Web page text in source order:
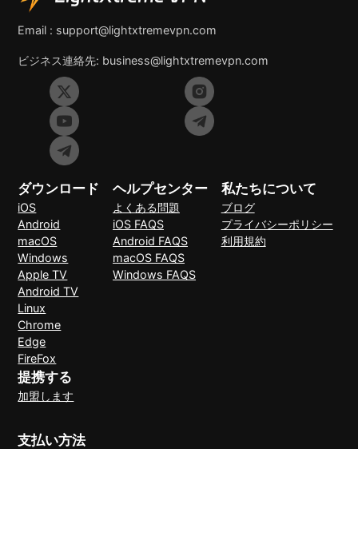
Email : support@lightxtremevpn.com
ビジネス連絡先: business@lightxtremevpn.com
ダウンロード
iOS
Android
macOS
Windows
Apple TV
Android TV
Linux
Chrome
Edge
FireFox
ヘルプセンター
よくある問題
iOS FAQS
Android FAQS
macOS FAQS
Windows FAQS
私たちについて
ブログ
プライバシーポリシー
利用規約
提携する
加盟します
支払い方法